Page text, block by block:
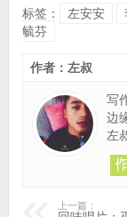
标签： 左安安
毓芬
作者：左叔
写
边
左
上一篇：